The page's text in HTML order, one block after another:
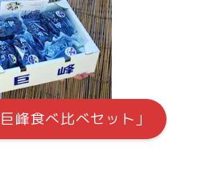
峰食べ比べセット」